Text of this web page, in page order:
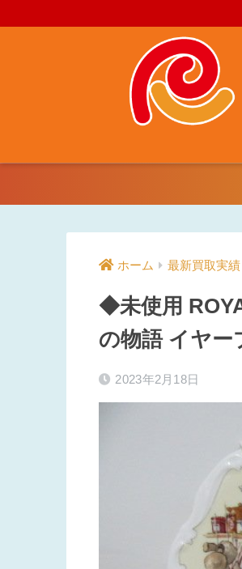
ホーム 最新買取実績
◆未使用
の物語 イヤ
2023年2月18日